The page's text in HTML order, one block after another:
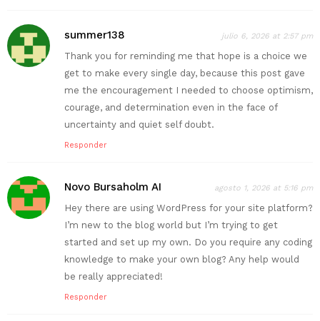
summer138 julio 6, 2026 at 2:57 pm
Thank you for reminding me that hope is a choice we
get to make every single day, because this post gave
me the encouragement I needed to choose optimism,
courage, and determination even in the face of
uncertainty and quiet self doubt.
Responder
Novo Bursaholm AI agosto 1, 2026 at 5:16 pm
Hey there are using WordPress for your site platform?
I’m new to the blog world but I’m trying to get
started and set up my own. Do you require any coding
knowledge to make your own blog? Any help would
be really appreciated!
Responder